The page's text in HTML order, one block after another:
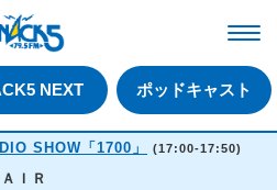
NEXT ポッドキャスト
SHOW「1700」 (17:00-17:50)
Ｒ